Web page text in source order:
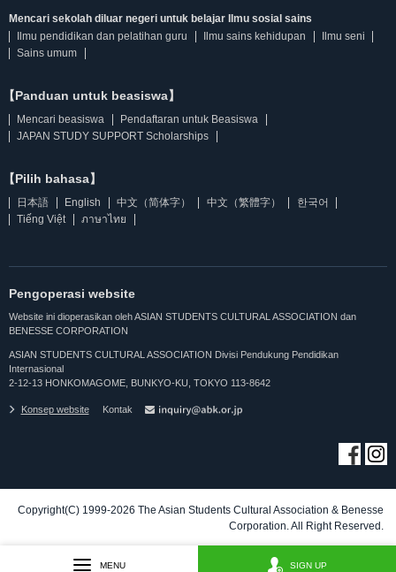
Mencari sekolah diluar negeri untuk belajar Ilmu sosial sains
Ilmu pendidikan dan pelatihan guru
Ilmu sains kehidupan
Ilmu seni
Sains umum
【Panduan untuk beasiswa】
Mencari beasiswa
Pendaftaran untuk Beasiswa
JAPAN STUDY SUPPORT Scholarships
【Pilih bahasa】
日本語 English 中文（简体字） 中文（繁體字）
한국어
Tiếng Việt
ภาษาไทย
Pengoperasi website
Website ini dioperasikan oleh ASIAN STUDENTS CULTURAL ASSOCIATION dan
BENESSE CORPORATION
ASIAN STUDENTS CULTURAL ASSOCIATION Divisi Pendukung Pendidikan
Internasional
2-12-13 HONKOMAGOME, BUNKYO-KU, TOKYO 113-8642
Konsep website Kontak
Copyright(C) 1999-2026 The Asian Students Cultural Association & Benesse
Corporation. All Right Reserved.
MENU SIGN UP